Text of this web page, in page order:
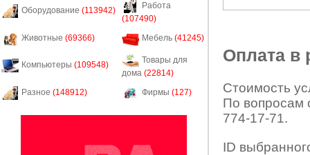
Оборудование (113942)
Работа
(107490)
Животные (69366) Мебель (41245)
Компьютеры (109548)
Товары для
дома (22814)
Разное (148912) Фирмы (127)
Оплата в
Стоимость
По вопросам
774-17-71.
ID